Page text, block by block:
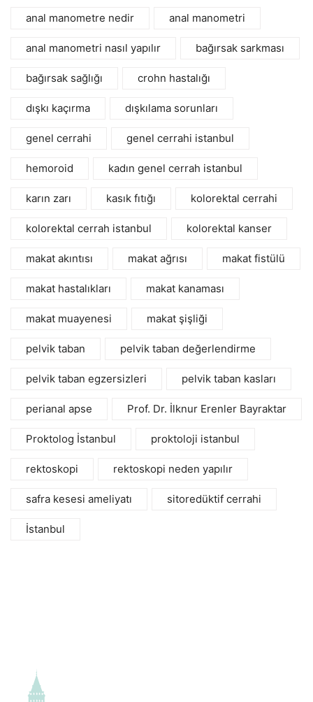
anal manometre nedir anal manometri
anal manometri nasıl yapılır bağırsak sarkması
bağırsak sağlığı crohn hastalığı
dışkı kaçırma dışkılama sorunları
genel cerrahi genel cerrahi istanbul
hemoroid kadın genel cerrah istanbul
karın zarı kasık fıtığı kolorektal cerrahi
kolorektal cerrah istanbul kolorektal kanser
makat akıntısı makat ağrısı makat fistülü
makat hastalıkları makat kanaması
makat muayenesi makat şişliği
pelvik taban pelvik taban değerlendirme
pelvik taban egzersizleri pelvik taban kasları
perianal apse Prof. Dr. İlknur Erenler Bayraktar
Proktolog İstanbul proktoloji istanbul
rektoskopi rektoskopi neden yapılır
safra kesesi ameliyatı sitoredüktif cerrahi
İstanbul